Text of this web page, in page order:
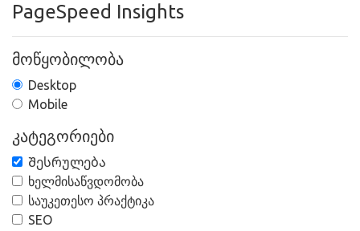
PageSpeed Insights
მოწყობილობა
Desktop
Mobile
კატეგორიები
Შესრულება
ხელმისაწვდომობა
საუკეთესო პრაქტიკა
SEO